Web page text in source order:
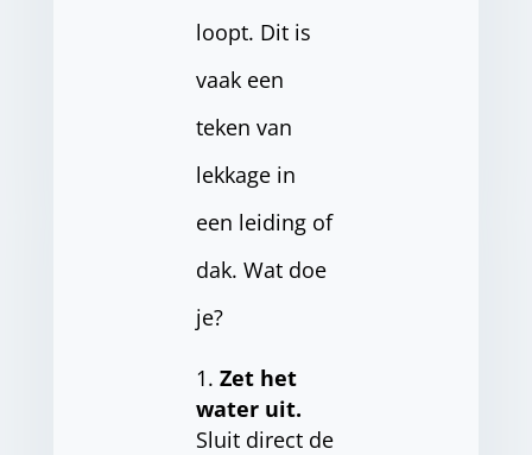
loopt. Dit is
vaak een
teken van
lekkage in
een leiding of
dak. Wat doe
je?
Zet het
water uit.
Sluit direct de